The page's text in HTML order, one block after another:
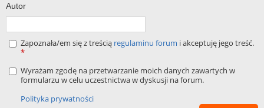
Autor
Zapoznała/em się z treścią regulaminu forum i akceptuję jego treść.
*
Wyrażam zgodę na przetwarzanie moich danych zawartych w
formularzu w celu uczestnictwa w dyskusji na forum.
Polityka prywatności